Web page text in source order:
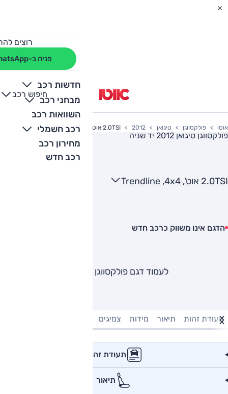
רוצים
פניה ב-WhatsApp
חדשות רכב
מבחני רכב
השוואות רכב
רכב חשמלי
מחירון רכב
רכב חדש
חיפוש רכב
+
-
אוטו פולקסווגן טיגואן 2012 2.0TSI אוט', Trendline ,4x4
פולקסווגן טיגואן 2012 יד שניה
2.0TSI אוט', Trendline ,4x4
הדגם אינו משווק כרכב חדש
לעמוד דגם פולקסווגן טיגואן
תעודת זהות תיאור מידות צמיגים
תעודת זהות
תיאור